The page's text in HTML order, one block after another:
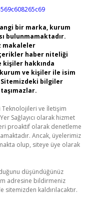
bir marka, kurum
bulunmamaktadır.
makaleler
haber niteliği
kişiler hakkında
ve kişiler ile isim
bilgiler
Teknolojileri ve İletişim
Sağlayıcı olarak hizmet
proaktif olarak denetleme
Ancak, üyelerimiz
olup, siteye üye olarak
düşündüğünüz
adresine bildirmeniz
kaldırılacaktır.